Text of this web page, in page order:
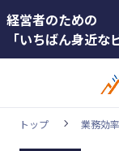
経営者のための
「いちばん身近な
トップ 業務効